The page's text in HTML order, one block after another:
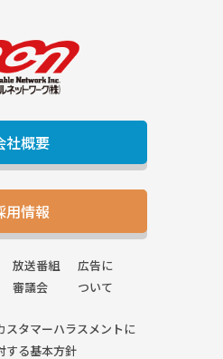
社概要
用情報
放送番組
審議会
広告に
ついて
スタマーハラスメントに
する基本方針